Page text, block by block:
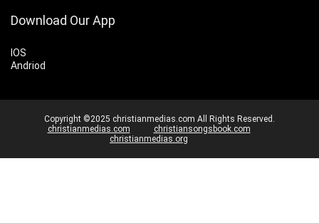
Download Our App
IOS
Andriod
Copyright ©2025 christianmedias.com All Rights Reserved.
christianmedias.com
christiansongsbook.com
christianmedias.org